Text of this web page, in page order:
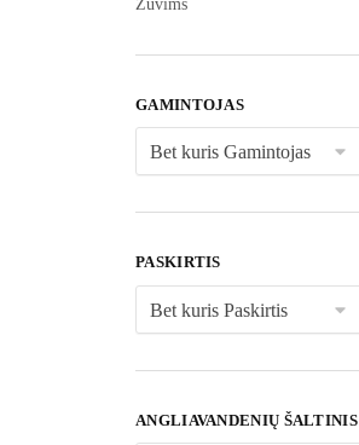
Žuvims
GAMINTOJAS
PASKIRTIS
ANGLIAVANDENIŲ ŠALTINIS